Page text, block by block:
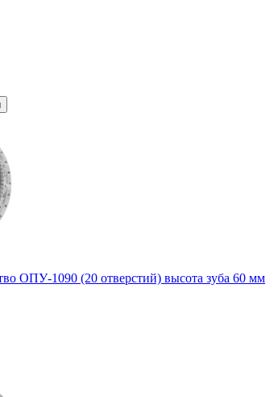
ОПУ-1090 (20 отверстий) высота зуба 60 мм